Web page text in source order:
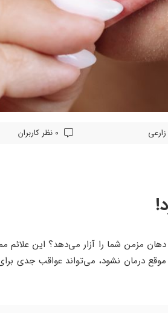
مزمن شما را آزار می‌دهد؟ این
موقع درمان نشود، می‌تواند عواقب جدی